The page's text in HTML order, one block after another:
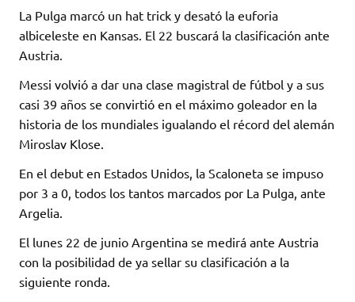
La Pulga marcó un hat trick y desató la euforia
albiceleste en Kansas. El 22 buscará la clasificación ante
Austria.
Messi volvió a dar una clase magistral de fútbol y a sus
casi 39 años se convirtió en el máximo goleador en la
historia de los mundiales igualando el récord del alemán
Miroslav Klose.
En el debut en Estados Unidos, la Scaloneta se impuso
por 3 a 0, todos los tantos marcados por La Pulga, ante
Argelia.
El lunes 22 de junio Argentina se medirá ante Austria
con la posibilidad de ya sellar su clasificación a la
siguiente ronda.